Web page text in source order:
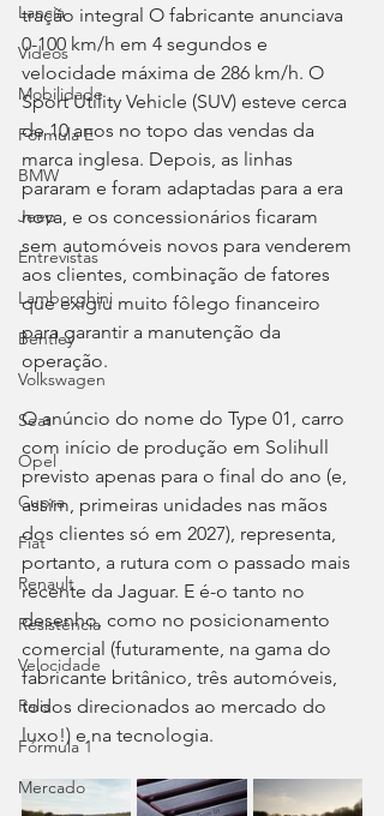
Lancia
Videos
Mobilidade
Fórmula E
BMW
Jeep
Entrevistas
Lamborghini
Bentley
Volkswagen
Seat
Opel
Cupra
Fiat
Renault
Resistência
Velocidade
Ralis
Fórmula 1
Mercado
tração integral O fabricante anunciava
0-100 km/h em 4 segundos e
velocidade máxima de 286 km/h. O
Sport Utility Vehicle (SUV) esteve cerca
de 10 anos no topo das vendas da
marca inglesa. Depois, as linhas
pararam e foram adaptadas para a era
nova, e os concessionários ficaram
sem automóveis novos para venderem
aos clientes, combinação de fatores
que exigiu muito fôlego financeiro
para garantir a manutenção da
operação.
O anúncio do nome do Type 01, carro
com início de produção em Solihull
previsto apenas para o final do ano (e,
assim, primeiras unidades nas mãos
dos clientes só em 2027), representa,
portanto, a rutura com o passado mais
recente da Jaguar. E é-o tanto no
desenho, como no posicionamento
comercial (futuramente, na gama do
fabricante britânico, três automóveis,
todos direcionados ao mercado do
luxo!) e na tecnologia.